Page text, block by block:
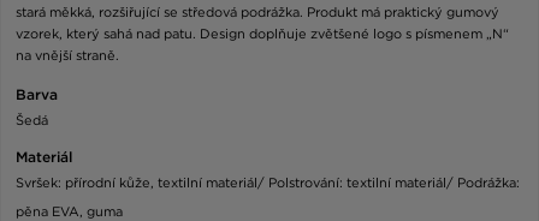
stará měkká, rozšiřující se středová podrážka. Produkt má praktický gumový
vzorek, který sahá nad patu. Design doplňuje zvětšené logo s písmenem „N“
na vnější straně.
Barva
Šedá
Materiál
Svršek: přírodní kůže, textilní materiál/ Polstrování: textilní materiál/ Podrážka:
pěna EVA, guma